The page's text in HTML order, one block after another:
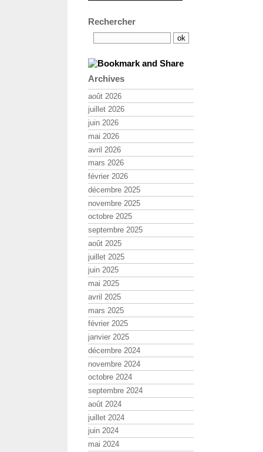
Rechercher
Archives
août 2026
juillet 2026
juin 2026
mai 2026
avril 2026
mars 2026
février 2026
décembre 2025
novembre 2025
octobre 2025
septembre 2025
août 2025
juillet 2025
juin 2025
mai 2025
avril 2025
mars 2025
février 2025
janvier 2025
décembre 2024
novembre 2024
octobre 2024
septembre 2024
août 2024
juillet 2024
juin 2024
mai 2024